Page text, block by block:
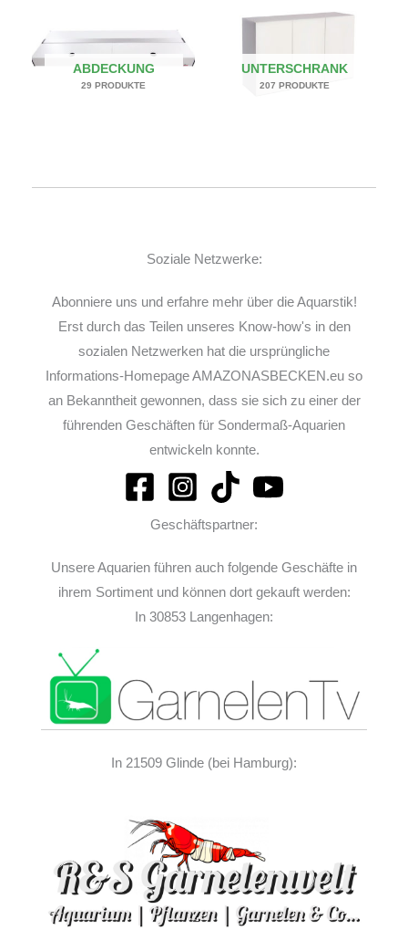
ABDECKUNG
29 PRODUKTE
UNTERSCHRANK
207 PRODUKTE
Soziale Netzwerke:
Abonniere uns und erfahre mehr über die Aquarstik!
Erst durch das Teilen unseres Know-how's in den
sozialen Netzwerken hat die ursprüngliche
Informations-Homepage AMAZONASBECKEN.eu so
an Bekanntheit gewonnen, dass sie sich zu einer der
führenden Geschäften für Sondermaß-Aquarien
entwickeln konnte.
Geschäftspartner:
Unsere Aquarien führen auch folgende Geschäfte in
ihrem Sortiment und können dort gekauft werden:
In 30853 Langenhagen:
In 21509 Glinde (bei Hamburg):